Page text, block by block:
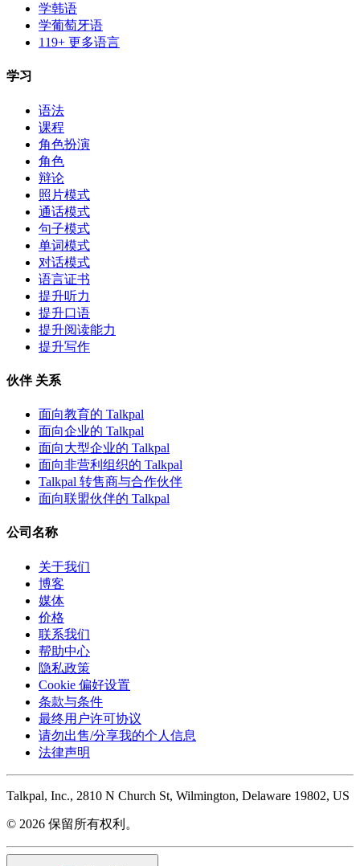
学韩语
学葡萄牙语
119+ 更多语言
学习
语法
课程
角色扮演
角色
辩论
照片模式
通话模式
句子模式
单词模式
对话模式
语言证书
提升听力
提升口语
提升阅读能力
提升写作
伙伴 关系
面向教育的 Talkpal
面向企业的 Talkpal
面向大型企业的 Talkpal
面向非营利组织的 Talkpal
Talkpal 转售商与合作伙伴
面向联盟伙伴的 Talkpal
公司名称
关于我们
博客
媒体
价格
联系我们
帮助中心
隐私政策
Cookie 偏好设置
条款与条件
最终用户许可协议
请勿出售/分享我的个人信息
法律声明
Talkpal, Inc., 2810 N Church St, Wilmington, Delaware 19802, US
© 2026 保留所有权利。